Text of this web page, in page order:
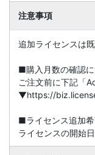
注意事項
追加ライセンスは
■購入月数の確認
ご注文前に下記「
▼https://
■ライセンス追加
ライセンスの開始